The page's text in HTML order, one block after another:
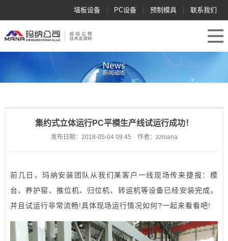
联系我们
预制模具
PC设备
墙板设备
集约式立体运行PC平模生产线试运行成功！
发布日期：2018-05-04 09:45 作者：zzmana
前几日，玛纳安装团队从我们某客户一线现场传来捷报：模
台、养护窑、推位机、归位机、转运机等设备已经安装完成，
并且试运行非常流畅!具体现场运行情况如何?一起来看看吧!